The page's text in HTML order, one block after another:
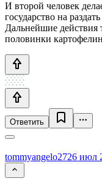
И второй человек
государство на
Дальнейшие действия
половинки
Ответить
tommyangelo2726 июл